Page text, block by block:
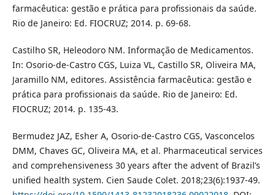
farmacêutica: gestão e prática para profissionais da saúde.
Rio de Janeiro: Ed. FIOCRUZ; 2014. p. 69-68.
Castilho SR, Heleodoro NM. Informação de Medicamentos.
In: Osorio-de-Castro CGS, Luiza VL, Castillo SR, Oliveira MA,
Jaramillo NM, editores. Assistência farmacêutica: gestão e
prática para profissionais da saúde. Rio de Janeiro: Ed.
FIOCRUZ; 2014. p. 135-43.
Bermudez JAZ, Esher A, Osorio-de-Castro CGS, Vasconcelos
DMM, Chaves GC, Oliveira MA, et al. Pharmaceutical services
and comprehensiveness 30 years after the advent of Brazil’s
unified health system. Cien Saude Colet. 2018;23(6):1937-49.